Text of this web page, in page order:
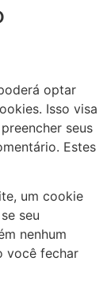
optar
Isso visa
seus
Estes
um cookie
seu
nenhum
você fechar